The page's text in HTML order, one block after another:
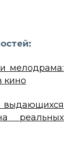
мелодрама:
кино
реальных